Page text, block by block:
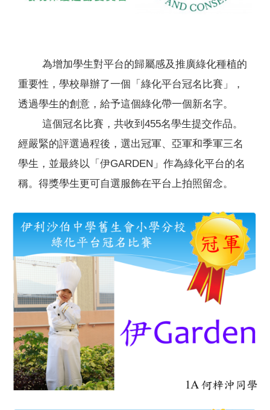
為增加學生對平台的歸屬感及推廣綠化種植的
重要性，學校舉辦了一個「綠化平台冠名比賽」，
透過學生的創意，給予這個綠化帶一個新名字。
這個冠名比賽，共收到455名學生提交作品。
經嚴緊的評選過程後，選出冠軍、亞軍和季軍三名
學生，並最終以「伊GARDEN」作為綠化平台的名
稱。得獎學生更可自選服飾在平台上拍照留念。